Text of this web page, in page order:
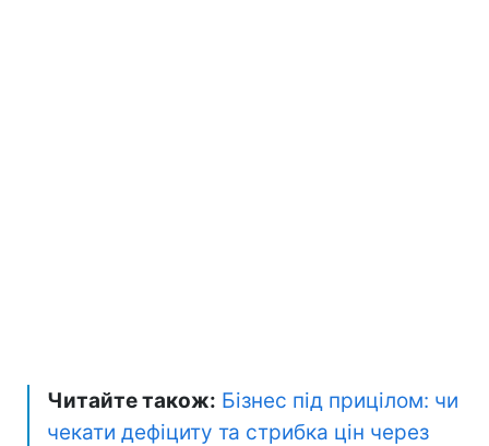
Читайте також: Бізнес під прицілом: чи
чекати дефіциту та стрибка цін через